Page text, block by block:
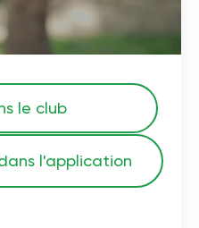
le club
l'application